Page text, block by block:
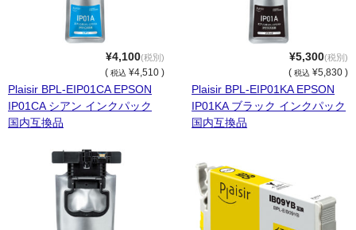
パナソニック
インクカートリッジ
キヤノン CANON
エプソン EPSON
ブラザー BROTHER
リコー RICOH
¥4,100(税別)
( 税込 ¥4,510 )
Plaisir BPL-EIP01CA EPSON
IP01CA シアン インクパック
国内互換品
¥5,300(税別)
( 税込 ¥5,830 )
Plaisir BPL-EIP01KA EPSON
IP01KA ブラック インクパック
国内互換品